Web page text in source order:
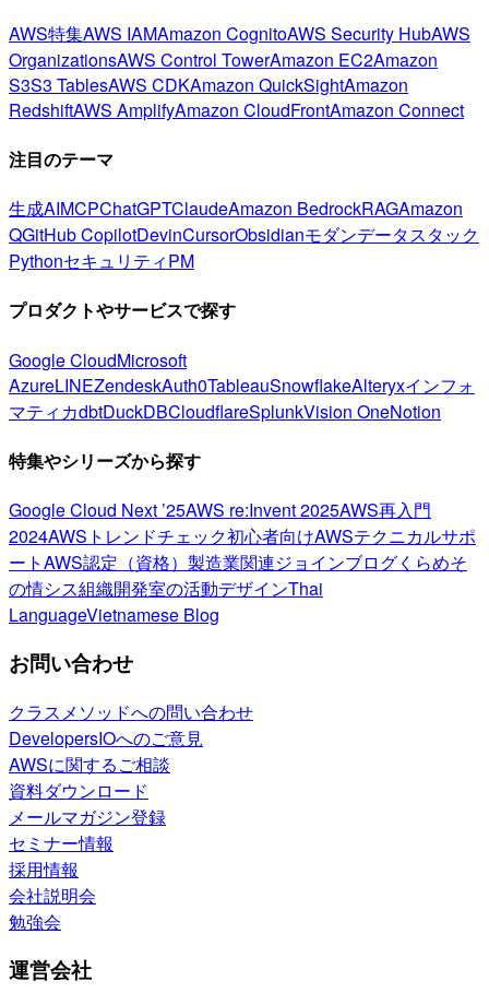
AWS特集AWS IAMAmazon CognitoAWS Security HubAWS
OrganizationsAWS Control TowerAmazon EC2Amazon
S3S3 TablesAWS CDKAmazon QuickSightAmazon
RedshiftAWS AmplifyAmazon CloudFrontAmazon Connect
注目のテーマ
生成AIMCPChatGPTClaudeAmazon BedrockRAGAmazon
QGitHub CopilotDevinCursorObsidianモダンデータスタック
PythonセキュリティPM
プロダクトやサービスで探す
Google CloudMicrosoft
AzureLINEZendeskAuth0TableauSnowflakeAlteryxインフォ
マティカdbtDuckDBCloudflareSplunkVision OneNotion
特集やシリーズから探す
Google Cloud Next ’25AWS re:Invent 2025AWS再入門
2024AWSトレンドチェック初心者向けAWSテクニカルサポ
ートAWS認定（資格） 製造業関連ジョインブログくらめそ
の情シス組織開発室の活動デザインThai
LanguageVietnamese Blog
お問い合わせ
クラスメソッドへの問い合わせ
DevelopersIOへのご意見
AWSに関するご相談
資料ダウンロード
メールマガジン登録
セミナー情報
採用情報
会社説明会
勉強会
運営会社